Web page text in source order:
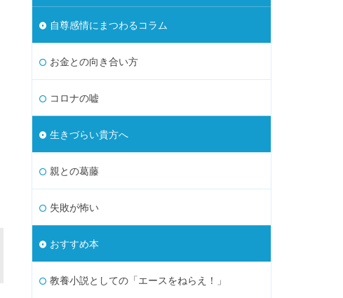
自尊感情にまつわるコラム
お金との向き合い方
コロナの嘘
生きづらい貴方へ
親との葛藤
失敗が怖い
おすすめ本
教養小説としての「エースをねらえ！」